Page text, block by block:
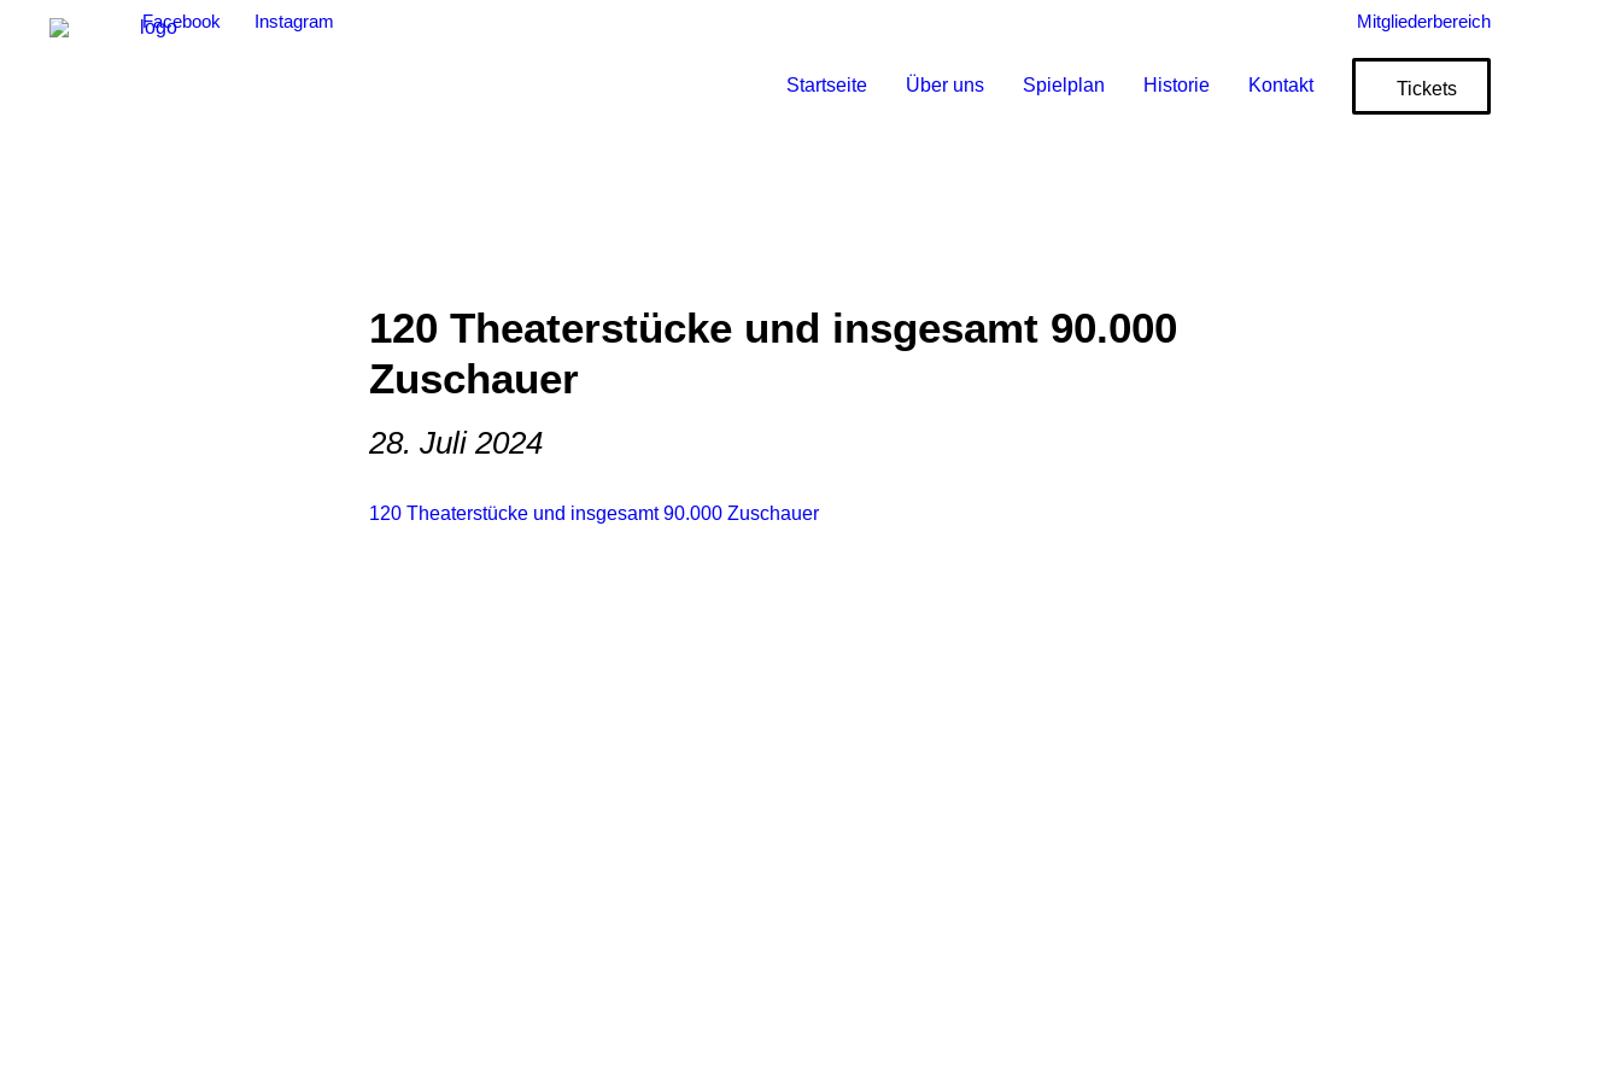
Mitgliederbereich
Facebook Instagram
Startseite Über uns Spielplan Historie Kontakt Tickets
120 Theaterstücke und insgesamt 90.000
Zuschauer
28. Juli 2024
120 Theaterstücke und insgesamt 90.000 Zuschauer